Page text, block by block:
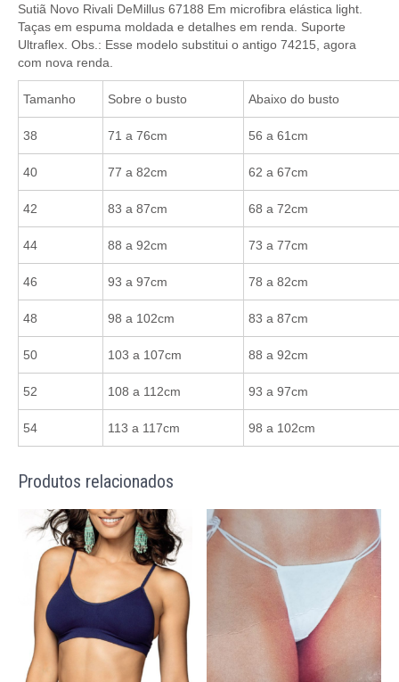
Sutiã Novo Rivali DeMillus 67188 Em microfibra elástica light.
Taças em espuma moldada e detalhes em renda. Suporte
Ultraflex. Obs.: Esse modelo substitui o antigo 74215, agora
com nova renda.
Tamanho Sobre o busto Abaixo do busto
38 71 a 76cm 56 a 61cm
40 77 a 82cm 62 a 67cm
42 83 a 87cm 68 a 72cm
44 88 a 92cm 73 a 77cm
46 93 a 97cm 78 a 82cm
48 98 a 102cm 83 a 87cm
50 103 a 107cm 88 a 92cm
52 108 a 112cm 93 a 97cm
54 113 a 117cm 98 a 102cm
Produtos relacionados